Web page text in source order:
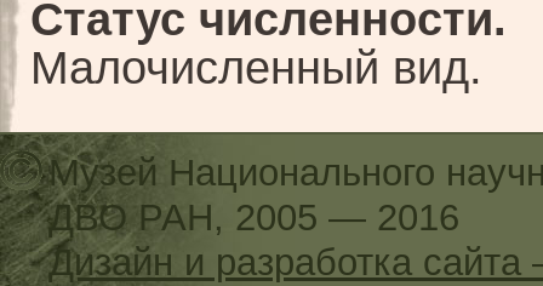
Статус численности.
Малочисленный вид.
Музей Национального
ДВО РАН, 2005 — 2016
Дизайн и разработка